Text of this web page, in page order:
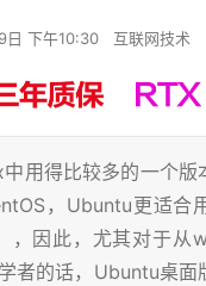
日 下午10:30 互联网技术
用得比较多的一个版
，Ubuntu更适合
，因此，尤其对于从
者的话，Ubuntu桌面